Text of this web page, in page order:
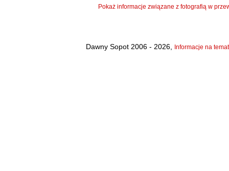
Pokaż informacje związane z fotografią w
Dawny Sopot 2006 - 2026, Informacje na